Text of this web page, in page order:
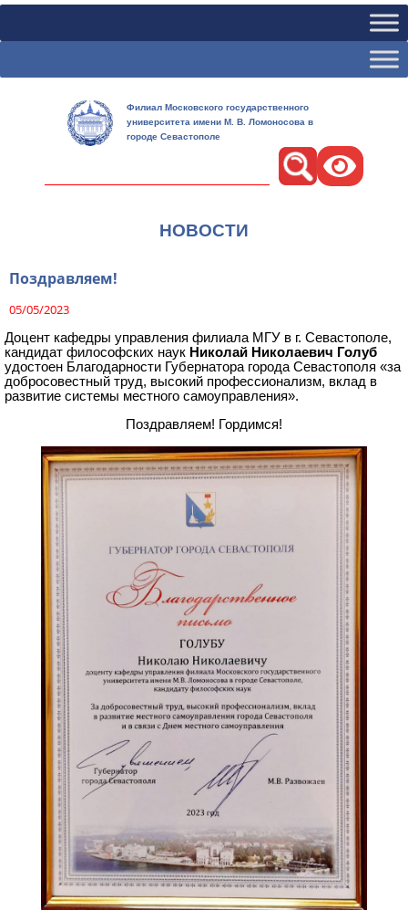
Филиал Московского государственного
университета имени М. В. Ломоносова в
городе Севастополе
НОВОСТИ
Поздравляем!
05/05/2023
Доцент кафедры управления филиала МГУ в г. Севастополе,
кандидат философских наук Николай Николаевич Голуб
удостоен Благодарности Губернатора города Севастополя «за
добросовестный труд, высокий профессионализм, вклад в
развитие системы местного самоуправления».
Поздравляем! Гордимся!